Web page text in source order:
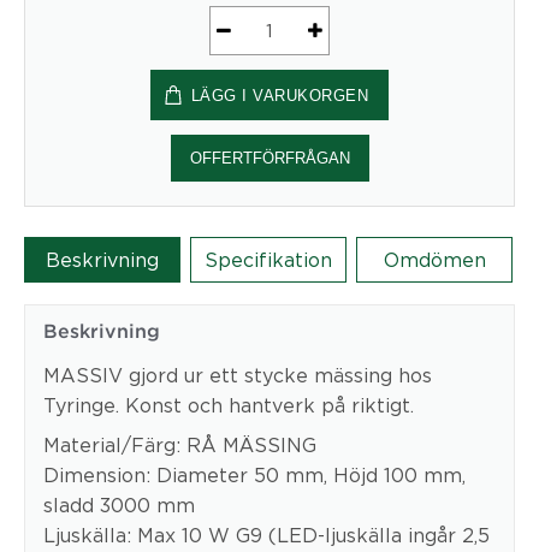
Taklampa
Massiv
mängd
LÄGG I VARUKORGEN
OFFERTFÖRFRÅGAN
Beskrivning Specifikation Omdömen
Beskrivning
MASSIV gjord ur ett stycke mässing hos
Tyringe. Konst och hantverk på riktigt.
Material/Färg: RÅ MÄSSING
Dimension: Diameter 50 mm, Höjd 100 mm,
sladd 3000 mm
Ljuskälla: Max 10 W G9 (LED-ljuskälla ingår 2,5